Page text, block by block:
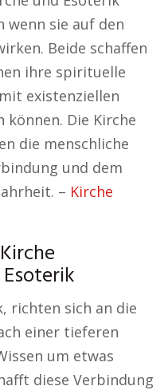
wenn sie auf den
Beide schaffen
ihre spirituelle
existenziellen
können. Die Kirche
die menschliche
und dem
– Kirche
richten sich an die
einer tieferen
um etwas
diese Verbindung